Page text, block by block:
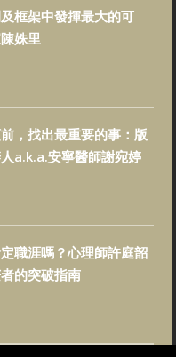
框架中發揮最大的可
姝里
，找出最重要的事：版
a.k.a.安寧醫師謝宛婷
職涯嗎？心理師許庭韶
的突破指南